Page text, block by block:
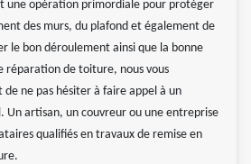
une opération primordiale pour protéger
des murs, du plafond et également de
le bon déroulement ainsi que la bonne
réparation de toiture, nous vous
ne pas hésiter à faire appel à un
Un artisan, un couvreur ou une entreprise
qualifiés en travaux de remise en